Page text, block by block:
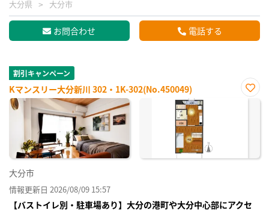
大分県 大分市
お問合わせ 電話する
割引キャンペーン
Kマンスリー大分新川 302・1K-302(No.450049)
お気
大分市
情報更新日 2026/08/09 15:57
【バストイレ別・駐車場あり】大分の港町や大分中心部にアクセ